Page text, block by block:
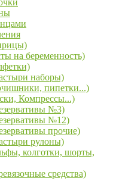
на беременность)
наборы)
пипетки...)
Компрессы...)
№3)
№12)
прочие)
рулоны)
колготки, шорты,
средства)